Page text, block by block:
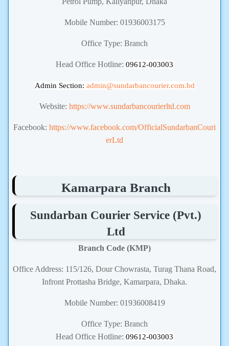
Mobile Number: 01936003175
Office Type: Branch
Head Office Hotline: 09612-003003
Admin Section: admin@sundarbancourier.com.bd
Website: https://www.sundarbancourierltd.com
Facebook: https://www.facebook.com/OfficialSundarbanCouri
erLtd
Kamarpara Branch
Sundarban Courier Service (Pvt.)
Ltd
Branch Code (KMP)
Office Address: 115/126, Dour Chowrasta, Turag Thana Road,
Infront Prottasha Bridge, Kamarpara, Dhaka.
Mobile Number: 01936008419
Office Type: Branch
Head Office Hotline: 09612-003003